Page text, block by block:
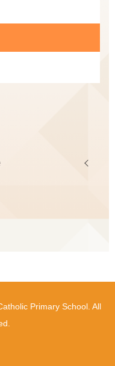
Primary School. All